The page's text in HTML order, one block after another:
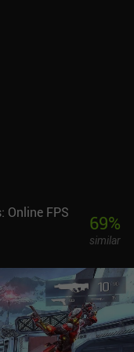
Online FPS 69%
similar